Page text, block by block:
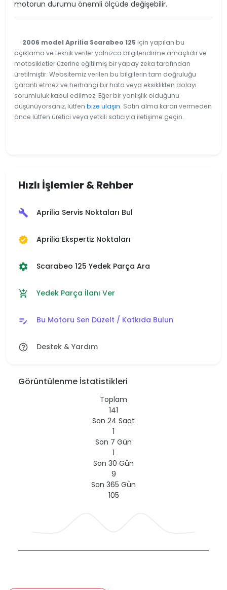
motorun durumu önemli ölçüde değişebilir.
2006 model Aprilia Scarabeo 125 için yapılan bu
açıklama ve teknik veriler yalnızca bilgilendirme amaçlıdır ve
motosikletler üzerine eğitilmiş bir yapay zeka tarafından
üretilmiştir. Websitemiz verilen bu bilgilerin tam doğruluğu
garanti etmez ve herhangi bir hata veya eksiklikten dolayı
sorumluluk kabul edilmez. Eğer bir yanlışlık olduğunu
düşünüyorsanız, lütfen bize ulaşın. Satın alma kararı vermeden
önce lütfen üretici veya yetkili satıcıyla iletişime geçin.
Hızlı İşlemler & Rehber
build Aprilia Servis Noktaları Bul
verified Aprilia Ekspertiz Noktaları
settings Scarabeo 125 Yedek Parça Ara
add_shopping_cart Yedek Parça İlanı Ver
edit_note Bu Motoru Sen Düzelt / Katkıda Bulun
help_outline Destek & Yardım
Görüntülenme İstatistikleri
Toplam
141
Son 24 Saat
1
Son 7 Gün
1
Son 30 Gün
9
Son 365 Gün
105